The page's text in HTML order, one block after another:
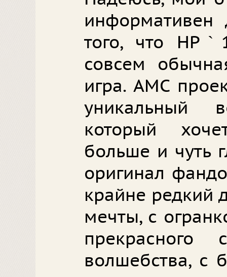
того, что
совсем
игра. АМС
уникальный
который
больше и чуть
оригинал
крайне редкий
мечты, с
волшебства, с